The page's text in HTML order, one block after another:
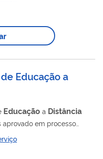
Educação a
Educação a Distância
aprovado em processo
seletivos são divulgados por meio desta página .